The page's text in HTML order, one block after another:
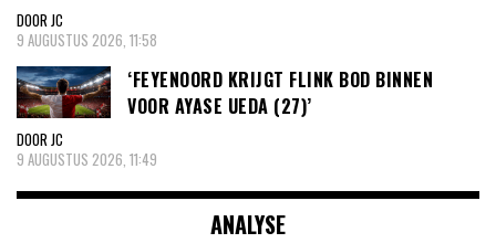
DOOR JC
9 AUGUSTUS 2026, 11:58
‘FEYENOORD KRIJGT FLINK BOD BINNEN
VOOR AYASE UEDA (27)’
DOOR JC
9 AUGUSTUS 2026, 11:49
ANALYSE